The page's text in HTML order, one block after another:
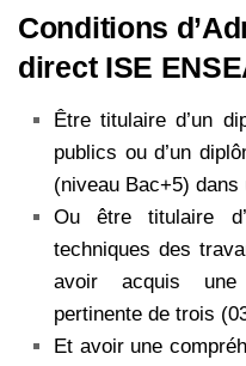
Conditions
direct ISE
Être titulaire d’un
publics ou d’un
(niveau Bac+5) dans
Ou être titulaire
techniques des
avoir acquis une
pertinente de trois
Et avoir une